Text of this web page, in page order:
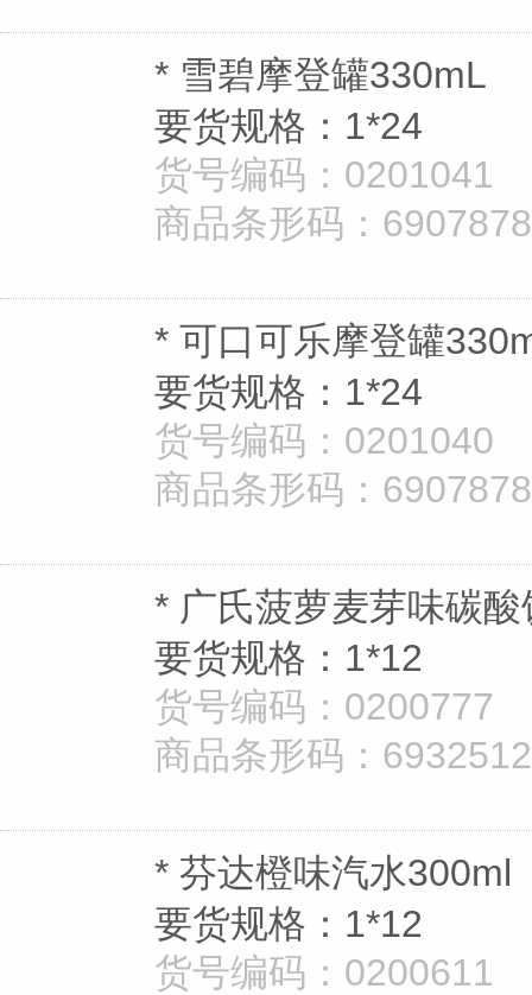
* 雪碧摩登罐330mL
要货规格：1*24
货号编码：0201041
商品条形码：
* 可口可乐摩登罐
要货规格：1*24
货号编码：0201040
商品条形码：
* 广氏菠萝麦芽味碳
要货规格：1*12
货号编码：0200777
商品条形码：
* 芬达橙味汽水300ml
要货规格：1*12
货号编码：0200611